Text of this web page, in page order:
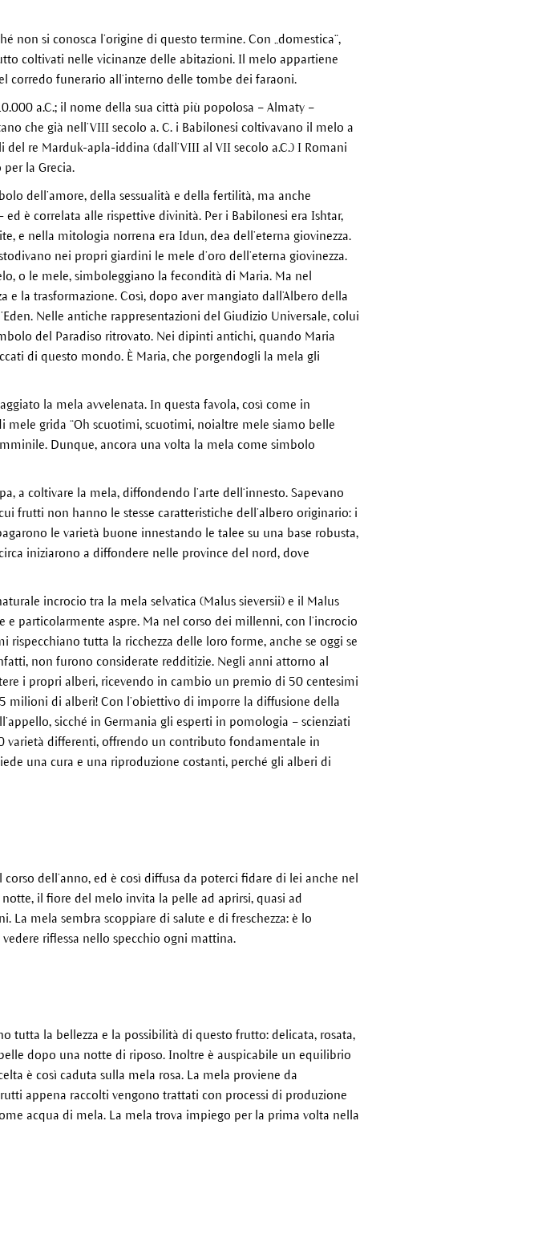
non si conosca l’origine di questo termine. Con „domestica“,
coltivati nelle vicinanze delle abitazioni. Il melo appartiene
corredo funerario all’interno delle tombe dei faraoni.
a.C.; il nome della sua città più popolosa – Almaty –
che già nell’VIII secolo a. C. i Babilonesi coltivavano il melo a
re Marduk-apla-iddina (dall’VIII al VII secolo a.C.) I Romani
la Grecia.
dell’amore, della sessualità e della fertilità, ma anche
è correlata alle rispettive divinità. Per i Babilonesi era Ishtar,
e nella mitologia norrena era Idun, dea dell’eterna giovinezza.
nei propri giardini le mele d’oro dell’eterna giovinezza.
o le mele, simboleggiano la fecondità di Maria. Ma nel
la trasformazione. Così, dopo aver mangiato dall’Albero della
Nelle antiche rappresentazioni del Giudizio Universale, colui
del Paradiso ritrovato. Nei dipinti antichi, quando Maria
di questo mondo. È Maria, che porgendogli la mela gli
la mela avvelenata. In questa favola, così come in
grida “Oh scuotimi, scuotimi, noialtre mele siamo belle
Dunque, ancora una volta la mela come simbolo
a coltivare la mela, diffondendo l’arte dell‘innesto. Sapevano
frutti non hanno le stesse caratteristiche dell’albero originario: i
le varietà buone innestando le talee su una base robusta,
iniziarono a diffondere nelle province del nord, dove
incrocio tra la mela selvatica (Malus sieversii) e il Malus
particolarmente aspre. Ma nel corso dei millenni, con l’incrocio
tutta la ricchezza delle loro forme, anche se oggi se
non furono considerate redditizie. Negli anni attorno al
i propri alberi, ricevendo in cambio un premio di 50 centesimi
milioni di alberi! Con l’obiettivo di imporre la diffusione della
sicché in Germania gli esperti in pomologia – scienziati
differenti, offrendo un contributo fondamentale in
una cura e una riproduzione costanti, perché gli alberi di
dell’anno, ed è così diffusa da poterci fidare di lei anche nel
il fiore del melo invita la pelle ad aprirsi, quasi ad
La mela sembra scoppiare di salute e di freschezza: è lo
riflessa nello specchio ogni mattina.
tutta la bellezza e la possibilità di questo frutto: delicata, rosata,
dopo una notte di riposo. Inoltre è auspicabile un equilibrio
è così caduta sulla mela rosa. La mela proviene da
appena raccolti vengono trattati con processi di produzione
acqua di mela. La mela trova impiego per la prima volta nella